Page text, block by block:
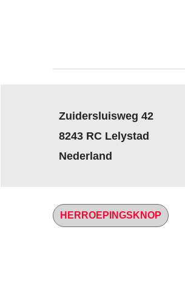
Zuidersluisweg 42
8243 RC Lelystad
Nederland
HERROEPINGSKNOP